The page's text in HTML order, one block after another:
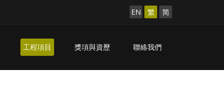
EN 繁 简
工程項目 獎項與資歷 聯絡我們